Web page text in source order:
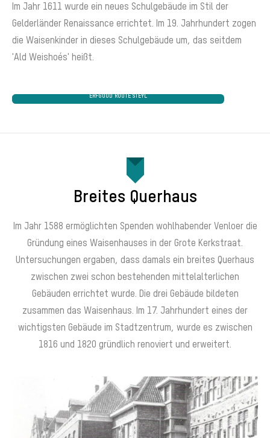
Im Jahr 1611 wurde ein neues Schulgebäude im Stil der
Gelderländer Renaissance errichtet. Im 19. Jahrhundert zogen
die Waisenkinder in dieses Schulgebäude um, das seitdem
'Ald Weishoés' heißt.
ERFGOUD ROUTE STEYL
Breites Querhaus
Im Jahr 1588 ermöglichten Spenden wohlhabender Venloer die
Gründung eines Waisenhauses in der Grote Kerkstraat.
Untersuchungen ergaben, dass damals ein breites Querhaus
zwischen zwei schon bestehenden mittelalterlichen
Gebäuden errichtet wurde. Die drei Gebäude bildeten
zusammen das Waisenhaus. Im 17. Jahrhundert eines der
wichtigsten Gebäude im Stadtzentrum, wurde es zwischen
1816 und 1820 gründlich renoviert und erweitert.